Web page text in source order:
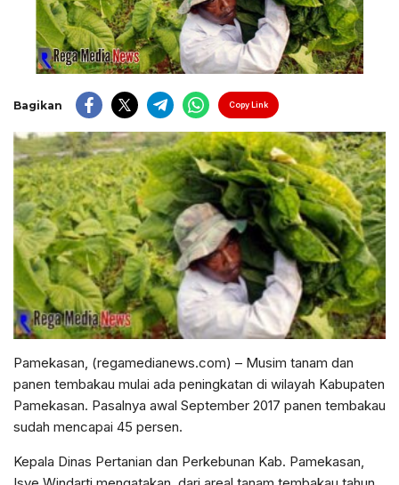
Bagikan Copy Link
Pamekasan, (regamedianews.com) – Musim tanam dan
panen tembakau mulai ada peningkatan di wilayah Kabupaten
Pamekasan. Pasalnya awal September 2017 panen tembakau
sudah mencapai 45 persen.
Kepala Dinas Pertanian dan Perkebunan Kab. Pamekasan,